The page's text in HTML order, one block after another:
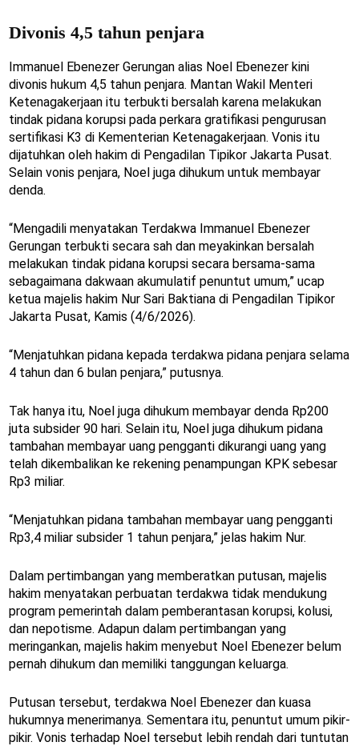
Divonis 4,5 tahun penjara
Immanuel Ebenezer Gerungan alias Noel Ebenezer kini
divonis hukum 4,5 tahun penjara. Mantan Wakil Menteri
Ketenagakerjaan itu terbukti bersalah karena melakukan
tindak pidana korupsi pada perkara gratifikasi pengurusan
sertifikasi K3 di Kementerian Ketenagakerjaan. Vonis itu
dijatuhkan oleh hakim di Pengadilan Tipikor Jakarta Pusat.
Selain vonis penjara, Noel juga dihukum untuk membayar
denda.
“Mengadili menyatakan Terdakwa Immanuel Ebenezer
Gerungan terbukti secara sah dan meyakinkan bersalah
melakukan tindak pidana korupsi secara bersama-sama
sebagaimana dakwaan akumulatif penuntut umum,” ucap
ketua majelis hakim Nur Sari Baktiana di Pengadilan Tipikor
Jakarta Pusat, Kamis (4/6/2026).
“Menjatuhkan pidana kepada terdakwa pidana penjara selama
4 tahun dan 6 bulan penjara,” putusnya.
Tak hanya itu, Noel juga dihukum membayar denda Rp200
juta subsider 90 hari. Selain itu, Noel juga dihukum pidana
tambahan membayar uang pengganti dikurangi uang yang
telah dikembalikan ke rekening penampungan KPK sebesar
Rp3 miliar.
“Menjatuhkan pidana tambahan membayar uang pengganti
Rp3,4 miliar subsider 1 tahun penjara,” jelas hakim Nur.
Dalam pertimbangan yang memberatkan putusan, majelis
hakim menyatakan perbuatan terdakwa tidak mendukung
program pemerintah dalam pemberantasan korupsi, kolusi,
dan nepotisme. Adapun dalam pertimbangan yang
meringankan, majelis hakim menyebut Noel Ebenezer belum
pernah dihukum dan memiliki tanggungan keluarga.
Putusan tersebut, terdakwa Noel Ebenezer dan kuasa
hukumnya menerimanya. Sementara itu, penuntut umum pikir-
pikir. Vonis terhadap Noel tersebut lebih rendah dari tuntutan